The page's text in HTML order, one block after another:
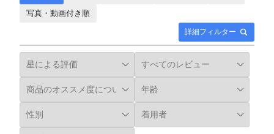
詳細フィルター
写真・動画付き順